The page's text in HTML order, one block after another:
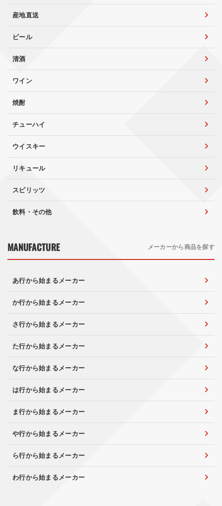
産地直送
ビール
清酒
ワイン
焼酎
チューハイ
ウイスキー
リキュール
スピリッツ
飲料・その他
MANUFACTURE メーカーから商品を探す
あ行から始まるメーカー
か行から始まるメーカー
さ行から始まるメーカー
た行から始まるメーカー
な行から始まるメーカー
は行から始まるメーカー
ま行から始まるメーカー
や行から始まるメーカー
ら行から始まるメーカー
わ行から始まるメーカー